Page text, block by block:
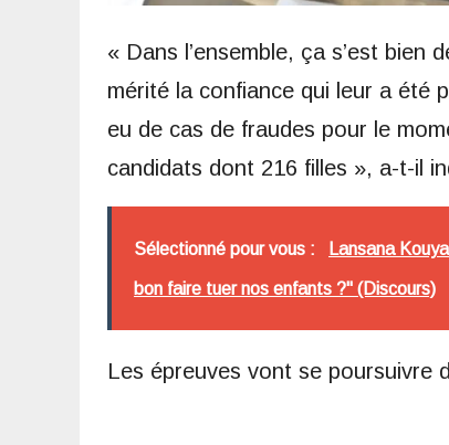
« Dans l’ensemble, ça s’est bien
mérité la confiance qui leur a été
eu de cas de fraudes pour le
candidats dont 216 filles », a-t-il
Sélectionné pour vous : Lansana
bon faire tuer nos enfants ?" (Discours)
Les épreuves vont se poursuivre